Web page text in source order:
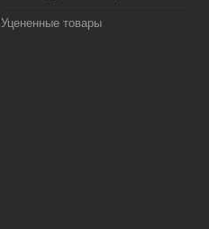
Уцененные товары